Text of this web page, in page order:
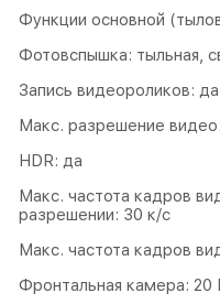
Функции основной
Фотовспышка: тыльная,
Запись видеороликов: да
Макс. разрешение
HDR: да
Макс. частота кадров
разрешении: 30 к/с
Макс. частота кадров
Фронтальная камера: